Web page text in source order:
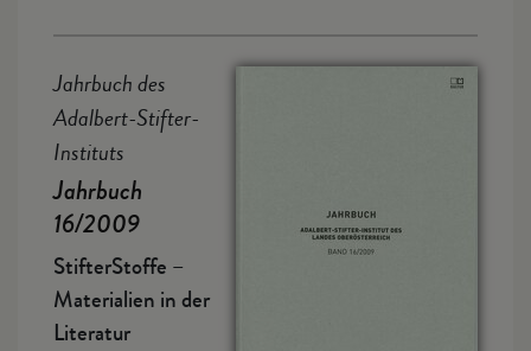
Jahrbuch des
Adalbert-Stifter-
Instituts
Jahrbuch
16/2009
StifterStoffe –
Materialien in der
Literatur